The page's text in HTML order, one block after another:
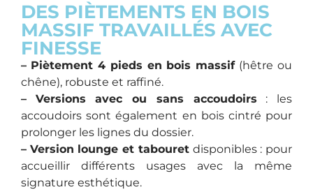
DES PIÈTEMENTS EN BOIS
MASSIF TRAVAILLÉS AVEC
FINESSE
– Piètement 4 pieds en bois massif(hêtre ou
chêne), robuste et raffiné.
–
Versions avec ou sans accoudoirs : les
accoudoirs sont également en bois cintré pour
prolonger les lignes du dossier.
– Version lounge et tabouretdisponibles : pour
accueillir différents usages avec la même
signature esthétique.